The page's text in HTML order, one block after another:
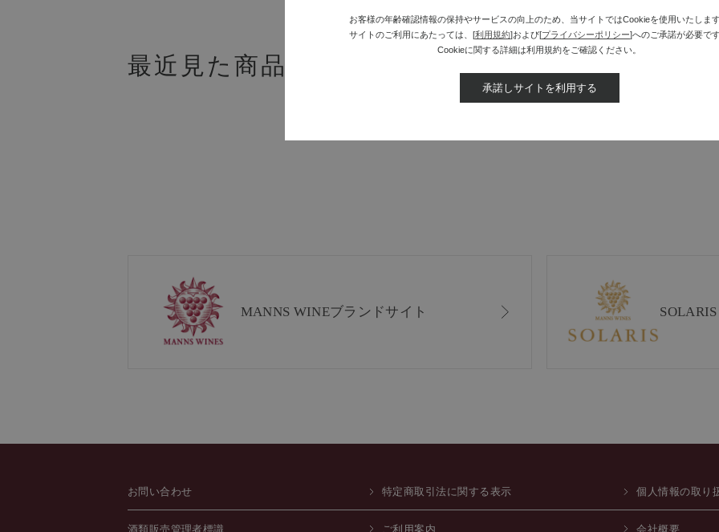
最近見た商品
MANNS WINEブランドサイト
お問い合わせ 特定商取引法に関する表示 個人情報の取り
酒類販売管理者標識 ご利用案内 会社概要
お客様の年齢確認情報の保持やサービスの向上のため、当サイトではCookieを使用いたしま
サイトのご利用にあたっては、[利用規約]および[プライバシーポリシー]へのご承諾が必要で
Cookieに関する詳細は利用規約をご確認ください。
承諾しサイトを利用する